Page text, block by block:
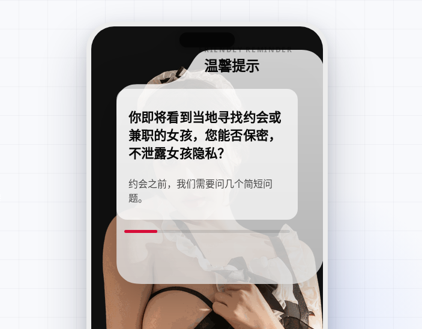
FRIENDLY REMINDER
温馨提示
你即将看到当地寻找约会或
兼职的女孩，您能否保密，
不泄露女孩隐私？
约会之前，我们需要问几个简短问
题。